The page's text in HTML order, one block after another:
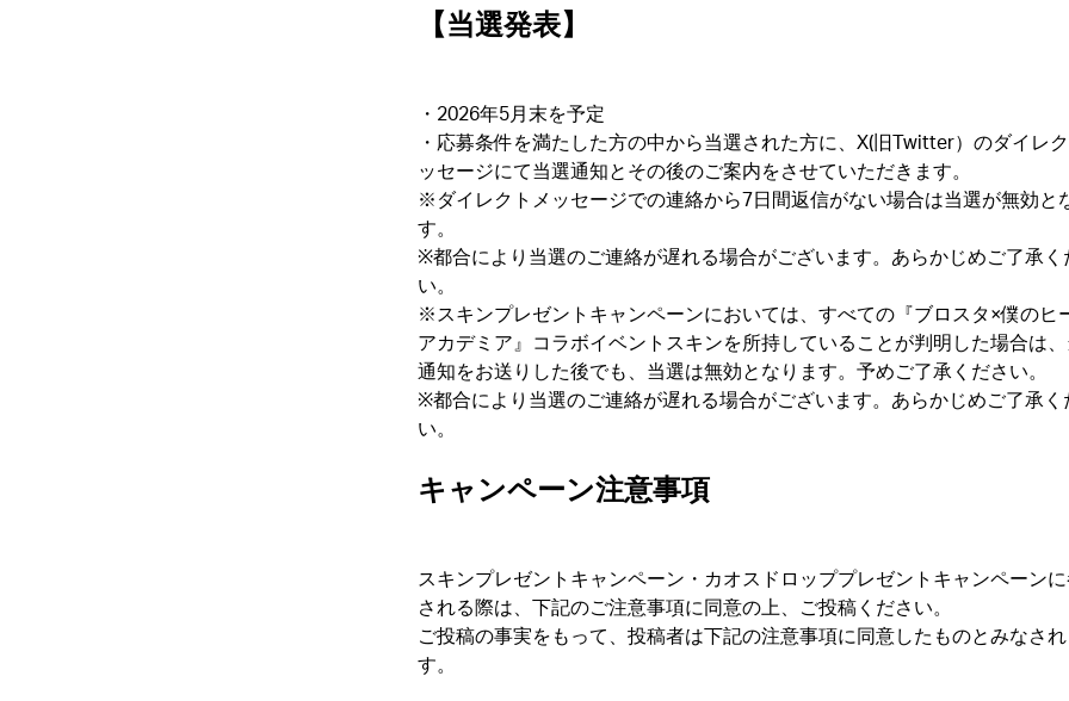
【当選発表】
・2026年5月末を予定
・応募条件を満たした方の中から当選された方に、X(旧Twitter）のダイレ
ッセージにて当選通知とその後のご案内をさせていただきます。
※ダイレクトメッセージでの連絡から7日間返信がない場合は当選が無効と
す。
※都合により当選のご連絡が遅れる場合がございます。あらかじめご了承く
い。
※スキンプレゼントキャンペーンにおいては、すべての『ブロスタ×僕のヒ
アカデミア』コラボイベントスキンを所持していることが判明した場合は
通知をお送りした後でも、当選は無効となります。予めご了承ください。
※都合により当選のご連絡が遅れる場合がございます。あらかじめご了承く
い。
キャンペーン注意事項
スキンプレゼントキャンペーン・カオスドロッププレゼントキャンペーン
される際は、下記のご注意事項に同意の上、ご投稿ください。
ご投稿の事実をもって、投稿者は下記の注意事項に同意したものとみなさ
す。